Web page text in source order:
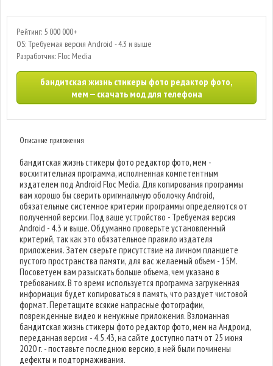
Рейтинг: 5 000 000+
OS: Требуемая версия Android - 4.3 и выше
Разработчик: Floc Media
бандитская жизнь стикеры фото редактор фото,
мем — скачать мод для телефона
Описание приложения
бандитская жизнь стикеры фото редактор фото, мем -
восхитительная программа, исполненная компетентным
издателем под Android Floc Media. Для копирования программы
вам хорошо бы сверить оригинальную оболочку Android,
обязательные системное критерии программы определяются от
полученной версии. Под ваше устройство - Требуемая версия
Android - 4.3 и выше. Обдуманно проверьте установленный
критерий, так как это обязательное правило издателя
приложения. Затем сверьте присутствие на личном планшете
пустого пространства памяти, для вас желаемый объем - 15M.
Посоветуем вам разыскать больше объема, чем указано в
требованиях. В то время используется программа загруженная
информация будет копироваться в память, что раздует чистовой
формат. Перетащите всякие напрасные фотографии,
поврежденные видео и ненужные приложения. Взломанная
бандитская жизнь стикеры фото редактор фото, мем на Андроид,
переданная версия - 4.5.43, на сайте доступно патч от 25 июня
2020 г. - поставьте последнюю версию, в ней были починены
дефекты и подтормаживания.